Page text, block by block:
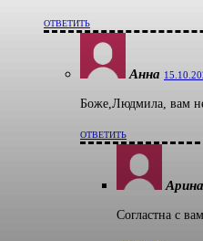
ОТВЕТИТЬ
Анна
Боже,Людмила, вам
ОТВЕТИТЬ
Арина
Согластна с